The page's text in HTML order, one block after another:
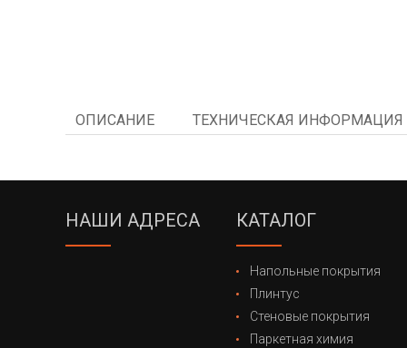
ОПИСАНИЕ ТЕХНИЧЕСКАЯ ИНФОРМАЦИЯ
НАШИ АДРЕСА КАТАЛОГ
Напольные покрытия
Плинтус
Стеновые покрытия
Паркетная химия